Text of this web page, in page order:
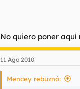
No quiero poner aquí
11 Ago 2010
Mencey rebuznó: